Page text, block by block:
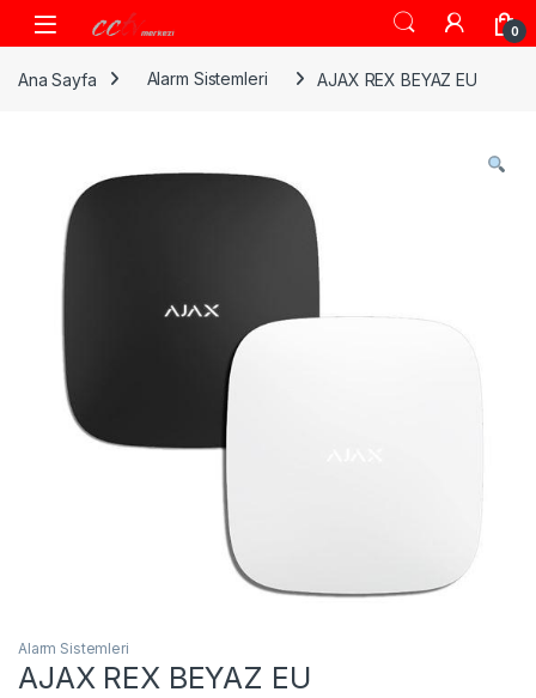
Skip to navigation
Skip to content
0
Ana Sayfa Alarm Sistemleri AJAX REX BEYAZ EU
Alarm Sistemleri
AJAX REX BEYAZ EU